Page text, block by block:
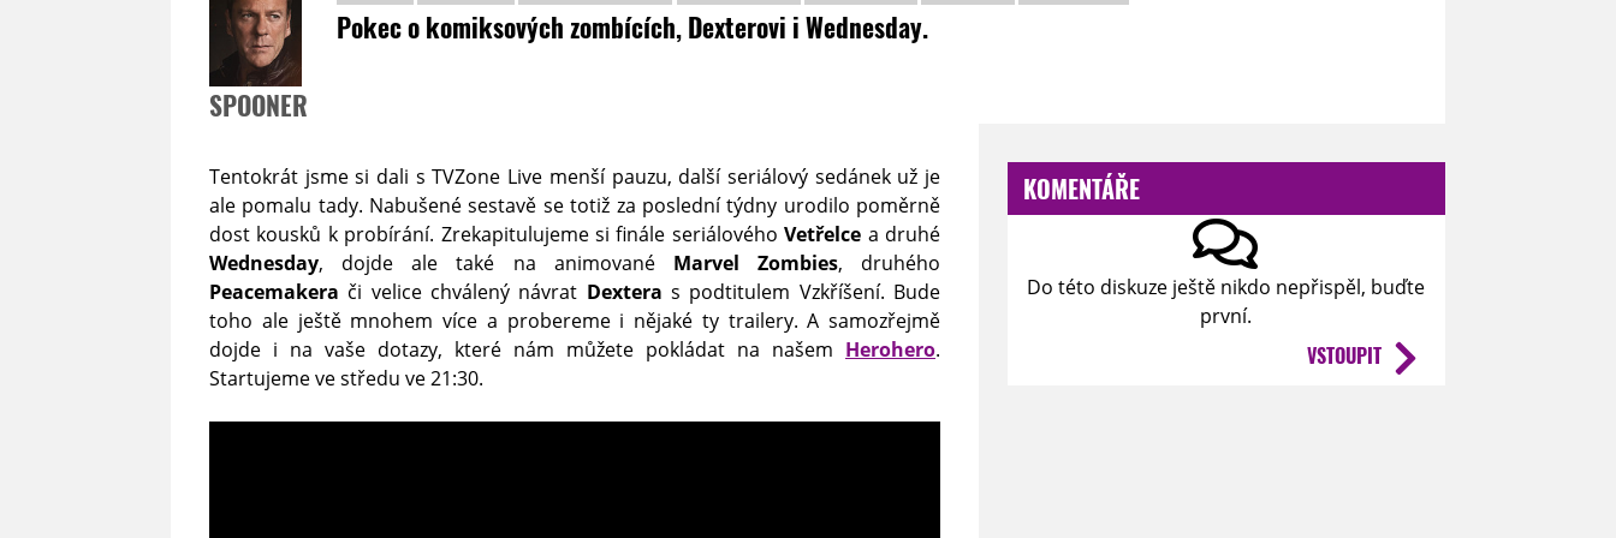
SPOONER
Pokec o komiksových zombících, Dexterovi i Wednesday.
Tentokrát jsme si dali s TVZone Live menší pauzu, další seriálový sedánek už je
ale pomalu tady. Nabušené sestavě se totiž za poslední týdny urodilo poměrně
dost kousků k probírání. Zrekapitulujeme si finále seriálovéhoVetřelce a druhé
Wednesday, dojde ale také na animované Marvel Zombies, druhého
Peacemakera či velice chválený návrat Dextera s podtitulem Vzkříšení. Bude
toho ale ještě mnohem více a probereme i nějaké ty trailery. A samozřejmě
dojde i na vaše dotazy, které nám můžete pokládat na našem Herohero.
Startujeme ve středu ve 21:30.
KOMENTÁŘE
Do této diskuze ještě nikdo nepřispěl, buďte
první.
VSTOUPIT